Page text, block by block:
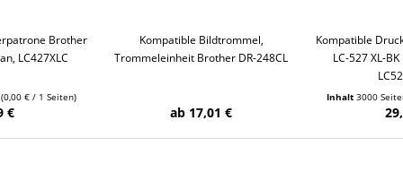
Brother
LC427XLC
(0,00 € / 1 Seiten)
€
Kompatible Bildtrommel,
Trommeleinheit Brother DR-248CL
ab 17,01 €
Kompatible
LC-527 XL-
Inhalt3000